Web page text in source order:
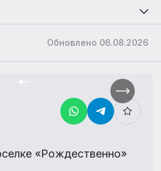
Обновлено 06.08.2026
«Рождественно»